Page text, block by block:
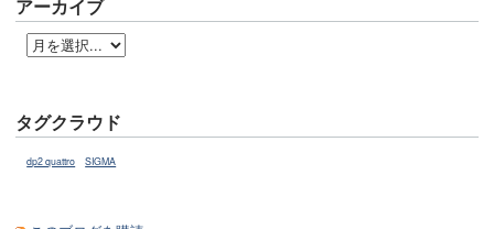
アーカイブ
タグクラウド
dp2 quattro SIGMA